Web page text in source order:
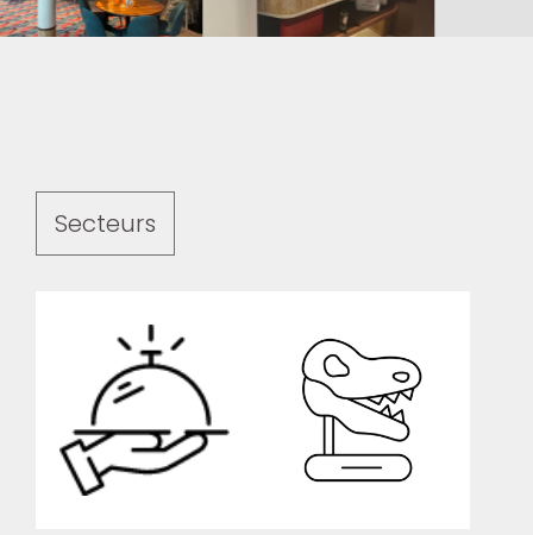
Secteurs